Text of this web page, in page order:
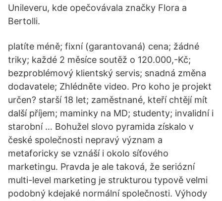
Unileveru, kde opečovávala značky Flora a
Bertolli.
platíte méně; fixní (garantovaná) cena; žádné
triky; každé 2 měsíce soutěž o 120.000,-Kč;
bezproblémový klientský servis; snadná změna
dodavatele; Zhlédněte video. Pro koho je projekt
určen? starší 18 let; zaměstnané, kteří chtějí mít
další příjem; maminky na MD; studenty; invalidní i
starobní … Bohužel slovo pyramida získalo v
české společnosti nepravý význam a
metaforicky se vznáší i okolo síťového
marketingu. Pravda je ale taková, že seriózní
multi-level marketing je strukturou typově velmi
podobný kdejaké normální společnosti. Výhody